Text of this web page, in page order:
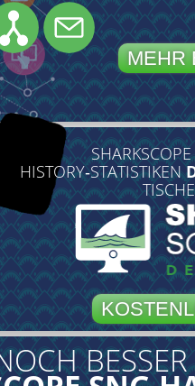
MEHR
HISTORY‑STATISTIKEN